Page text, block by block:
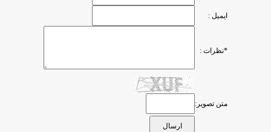
ایمیل :
*نظرات :
متن تصویر: